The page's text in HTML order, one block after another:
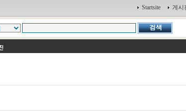
Startsite 게시